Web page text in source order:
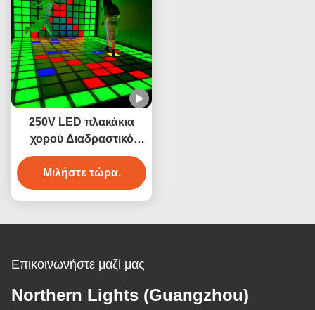
250V LED πλακάκια
χορού Διαδραστικό
παιχνίδι Super Grid 2
χρόνια εγγύηση
Μιλήστε τώρα.
Επικοινωνήστε μαζί μας
Northern Lights (Guangzhou)